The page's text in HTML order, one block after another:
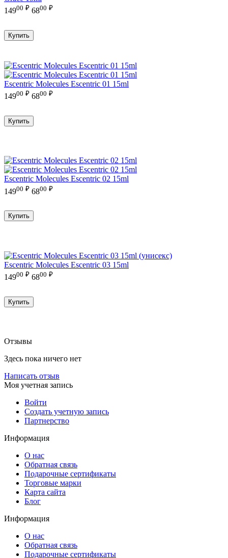
14900 ₽ 6800 ₽
Купить
Escentric Molecules Escentric 01 15ml
14900 ₽ 6800 ₽
Купить
Escentric Molecules Escentric 02 15ml
14900 ₽ 6800 ₽
Купить
Escentric Molecules Escentric 03 15ml
14900 ₽ 6800 ₽
Купить
Отзывы
Здесь пока ничего нет
Написать отзыв
Моя учетная запись
Войти
Создать учетную запись
Партнерство
Информация
О нас
Обратная связь
Подарочные сертификаты
Торговые марки
Карта сайта
Блог
Информация
О нас
Обратная связь
Подарочные сертификаты